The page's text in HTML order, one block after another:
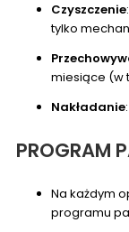
Czyszczenie
tylko
miesiące (w
Nakładanie
PROGRAM
Na każdym
programu